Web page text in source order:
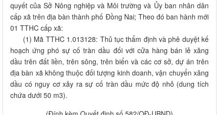
quyết của Sở Nông nghiệp và Môi trường và Ủy ban nhân dân
cấp xã trên địa bàn thành phố Đồng Nai; Theo đó ban hành mới
01 TTHC cấp xã:
(1) Mã TTHC 1.013128: Thủ tục thẩm định và phê duyệt kế
hoạch ứng phó sự cố tràn dầu đối với cửa hàng bán lẻ xăng
dầu trên đất liền, trên sông, trên biển và các cơ sở, dự án trên
địa bàn xã không thuộc đối tượng kinh doanh, vận chuyển xăng
dầu có nguy cơ xảy ra sự cố tràn dầu mức độ nhỏ (dung tích
chứa dưới 50 m3).